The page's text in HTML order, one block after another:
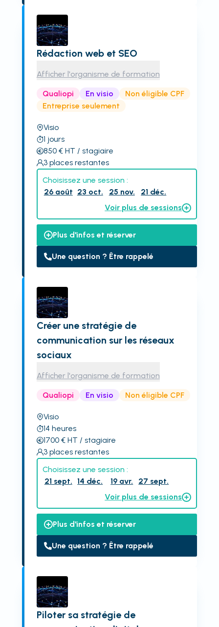
Rédaction web et SEO
Afficher l'organisme de formation
Qualiopi En visio
Non éligible CPF
Entreprise seulement
Visio
1 jours
850€ HT / stagiaire
3 places restantes
Choisissez une session :
26 août 23 oct. 25 nov.
21 déc.
Voir plus de sessions
Plus d'infos et réserver
Une question ? Être rappelé
Créer une stratégie de
communication sur les réseaux
sociaux
Afficher l'organisme de formation
Qualiopi En visio Non éligible CPF
Visio
14 heures
1700€ HT / stagiaire
3 places restantes
Choisissez une session :
21 sept. 14 déc. 19 avr.
27 sept.
Voir plus de sessions
Plus d'infos et réserver
Une question ? Être rappelé
Piloter sa stratégie de